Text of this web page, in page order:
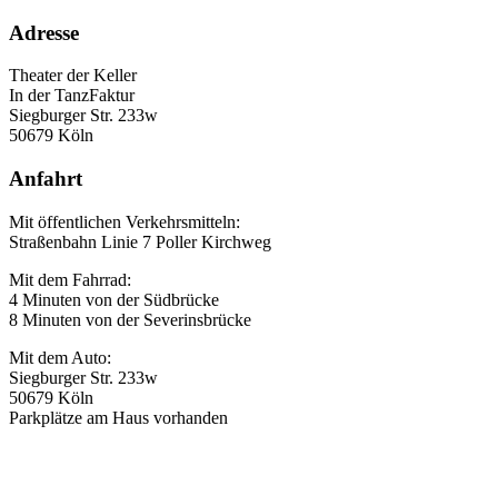
Adresse
Theater der Keller
In der TanzFaktur
Siegburger Str. 233w
50679 Köln
Anfahrt
Mit öffentlichen Verkehrsmitteln:
Straßenbahn Linie 7 Poller Kirchweg
Mit dem Fahrrad:
4 Minuten von der Südbrücke
8 Minuten von der Severinsbrücke
Mit dem Auto:
Siegburger Str. 233w
50679 Köln
Parkplätze am Haus vorhanden